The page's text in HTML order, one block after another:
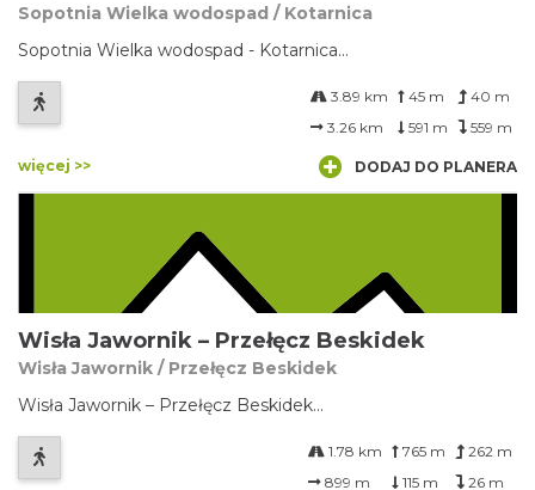
Sopotnia Wielka wodospad / Kotarnica
Sopotnia Wielka wodospad - Kotarnica...
3.89 km 45 m
40 m
3.26 km
591 m 559 m
więcej >> DODAJ DO PLANERA
Wisła Jawornik – Przełęcz Beskidek
Wisła Jawornik / Przełęcz Beskidek
Wisła Jawornik – Przełęcz Beskidek...
1.78 km 765 m
262 m
899 m
115 m 26 m